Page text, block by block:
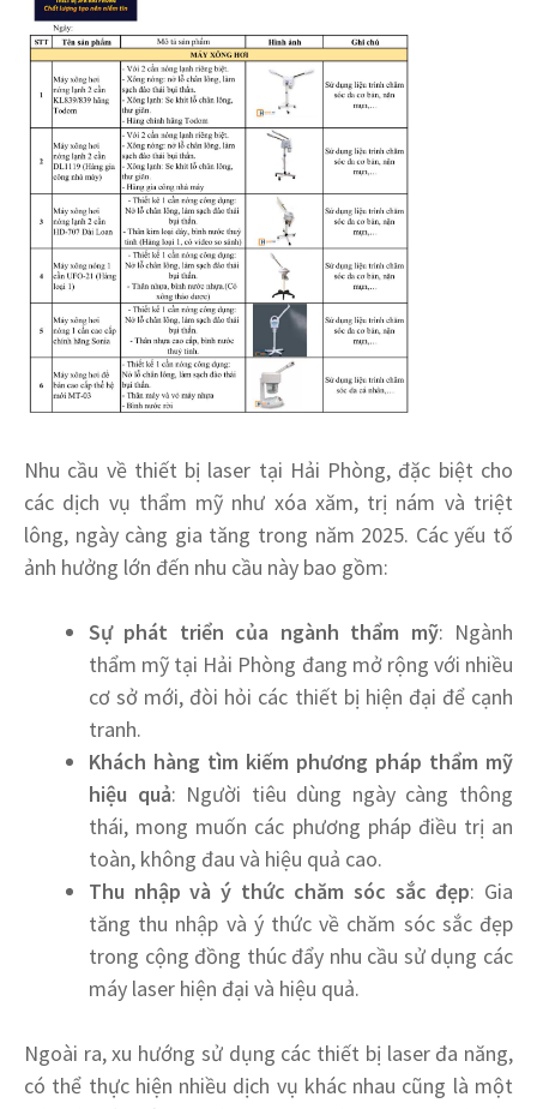
Nhu cầu về thiết bị laser tại Hải Phòng, đặc biệt cho
các dịch vụ thẩm mỹ như xóa xăm, trị nám và triệt
lông, ngày càng gia tăng trong năm 2025. Các yếu tố
ảnh hưởng lớn đến nhu cầu này bao gồm:
Sự phát triển của ngành thẩm mỹ: Ngành
thẩm mỹ tại Hải Phòng đang mở rộng với nhiều
cơ sở mới, đòi hỏi các thiết bị hiện đại để cạnh
tranh.
Khách hàng tìm kiếm phương pháp thẩm mỹ
hiệu quả: Người tiêu dùng ngày càng thông
thái, mong muốn các phương pháp điều trị an
toàn, không đau và hiệu quả cao.
Thu nhập và ý thức chăm sóc sắc đẹp: Gia
tăng thu nhập và ý thức về chăm sóc sắc đẹp
trong cộng đồng thúc đẩy nhu cầu sử dụng các
máy laser hiện đại và hiệu quả.
Ngoài ra, xu hướng sử dụng các thiết bị laser đa năng,
có thể thực hiện nhiều dịch vụ khác nhau cũng là một